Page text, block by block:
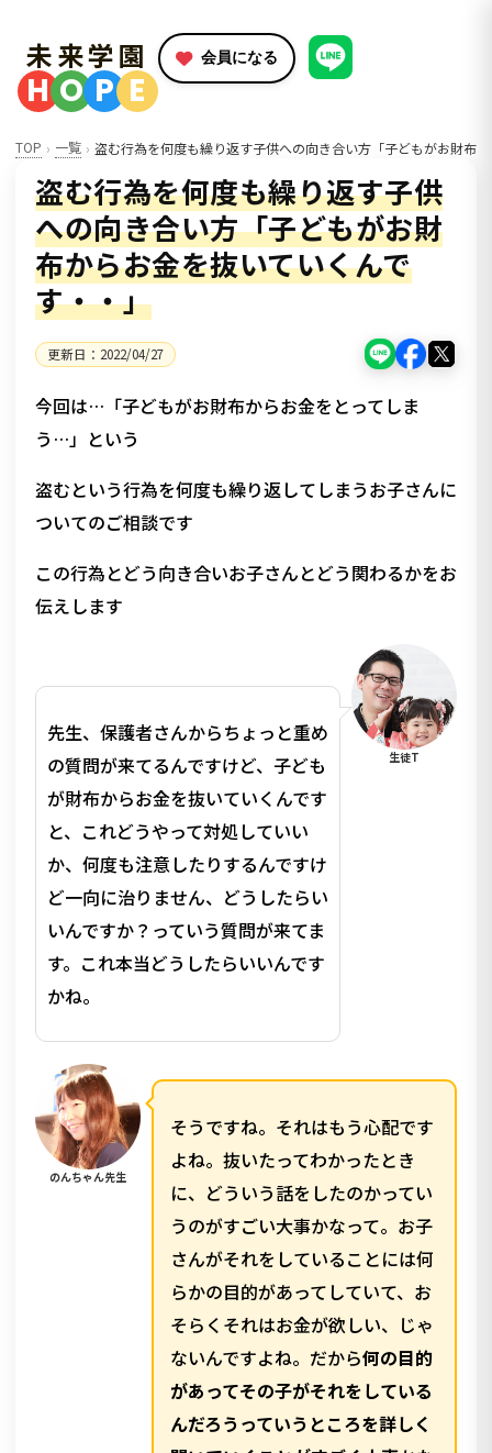
未来学園
H O P E
会員になる
TOP 一覧 盗む行為を何度も繰り返す子供への向き合い方「子どもがお財布
盗む行為を何度も繰り返す子供
への向き合い方「子どもがお財
布からお金を抜いていくんで
す・・」
更新日： 2022/04/27
今回は…「子どもがお財布からお金をとってしま
う…」という
盗むという行為を何度も繰り返してしまうお子さんに
ついてのご相談です
この行為とどう向き合いお子さんとどう関わるかをお
伝えします
先生、保護者さんからちょっと重め
の質問が来てるんですけど、子ども
が財布からお金を抜いていくんです
と、これどうやって対処していい
か、何度も注意したりするんですけ
ど一向に治りません、どうしたらい
いんですか？っていう質問が来てま
す。これ本当どうしたらいいんです
かね。
生徒T
のんちゃん先生
そうですね。それはもう心配です
よね。抜いたってわかったとき
に、どういう話をしたのかってい
うのがすごい大事かなって。お子
さんがそれをしていることには何
らかの目的があってしていて、お
そらくそれはお金が欲しい、じゃ
ないんですよね。だから何の目的
があってその子がそれをしている
んだろうっていうところを詳しく